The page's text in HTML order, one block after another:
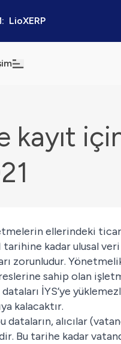
LioXERP
Platformu
kayıt
ellerindeki
tarihine kadar ulusal
zorunludur.
sahip olan
dataları İYS’ye
kalacaktır.
dataların, alıcılar
Bu tarihe kadar